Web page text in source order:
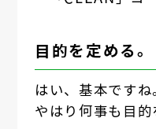
目的を定める。
はい、基本ですね
やはり何事も目的